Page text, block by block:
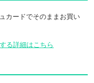
カードでそのままお買い
る詳細はこちら